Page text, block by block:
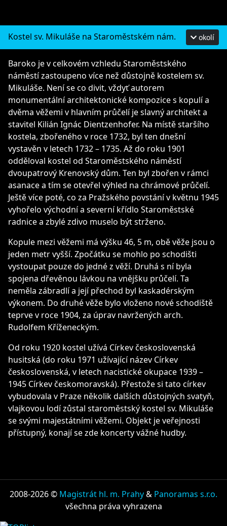
Kostel sv. Mikuláše na Staroměstském nám. okolí
Baroko je v celkovém vzhledu Staroměstského
náměstí zastoupeno více než důstojně kostelem sv.
Mikuláše. Není se co divit, vždyť autorem
monumentální architektonické kompozice s kopulí a
dvěma věžemi v hlavním průčelí je slavný architekt a
stavitel Kilián Ignác Dientzenhofer. Na místě staršího
kostela, zbořeného v roce 1732, byl ten dnešní
vystavěn v letech 1732 – 1735. Až do roku 1901
odděloval kostel od Staroměstského náměstí
dvoupatrový Krenovský dům. Ten byl zbořen v rámci
asanace a tím se otevřel výhled na chrámové průčelí.
Ještě více poté, co za Pražského povstání v květnu 1945
vyhořelo východní a severní křídlo Staroměstské
radnice a zbylé zdivo muselo být strženo.
Kopule mezi věžemi má výšku 46, 5 m, obě věže jsou o
jeden metr vyšší. Zpočátku se mohlo po schodišti
vystoupat pouze do jedné z věží. Druhá s ní byla
spojena dřevěnou lávkou na vnějšku průčelí. Ta
neměla zábradlí a její přechod byl kaskadérským
výkonem. Do druhé věže bylo vloženo nové schodiště
teprve v roce 1904, za úprav navržených arch.
Rudolfem Kříženeckým.
Od roku 1920 kostel užívá Církev československá
husitská (do roku 1971 užívající název Církev
československá, v letech nacistické okupace 1939 –
1945 Církev českomoravská). Přestože si tato církev
vybudovala v Praze několik dalších důstojných svatyň,
vlajkovou lodí zůstal staroměstský kostel sv. Mikuláše
se svými majestátními věžemi. Objekt je veřejnosti
přístupný, konají se zde koncerty vážné hudby.
2008-2026 © Magistrát hl. m. Prahy& Panoramas s.r.o.
všechna práva vyhrazena